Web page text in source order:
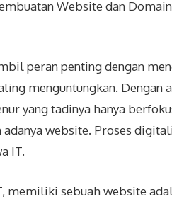
Website dan
peran penting dengan
menguntungkan. Dengan
yang tadinya hanya
adanya website. Proses
IT.
memiliki sebuah website